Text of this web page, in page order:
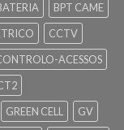
BPT CAME
CCTV
ACESSOS
GREEN CELL
GV